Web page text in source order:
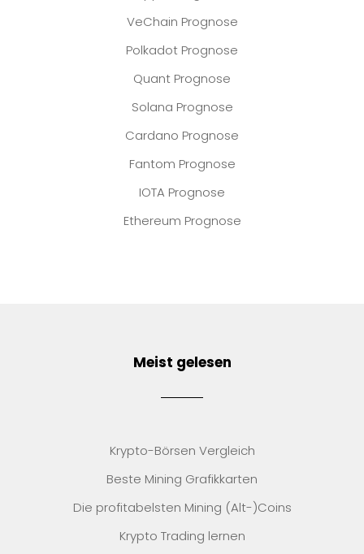
VeChain Prognose
Polkadot Prognose
Quant Prognose
Solana Prognose
Cardano Prognose
Fantom Prognose
IOTA Prognose
Ethereum Prognose
Meist gelesen
Krypto-Börsen Vergleich
Beste Mining Grafikkarten
Die profitabelsten Mining (Alt-)Coins
Krypto Trading lernen